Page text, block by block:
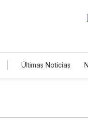
Últimas Noticias